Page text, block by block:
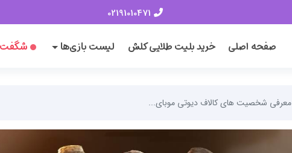
صفحه اصلی خرید بلیت طلایی کلش لیست بازی‌ها
معرفی شخصیت های کالاف دیوتی موبای...